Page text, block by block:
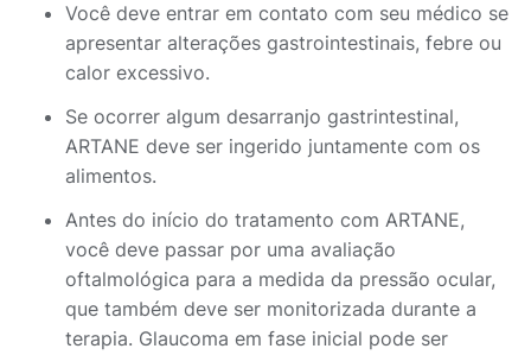
Você deve entrar em contato com seu médico se
apresentar alterações gastrointestinais, febre ou
calor excessivo.
Se ocorrer algum desarranjo gastrintestinal,
ARTANE deve ser ingerido juntamente com os
alimentos.
Antes do início do tratamento com ARTANE,
você deve passar por uma avaliação
oftalmológica para a medida da pressão ocular,
que também deve ser monitorizada durante a
terapia. Glaucoma em fase inicial pode ser